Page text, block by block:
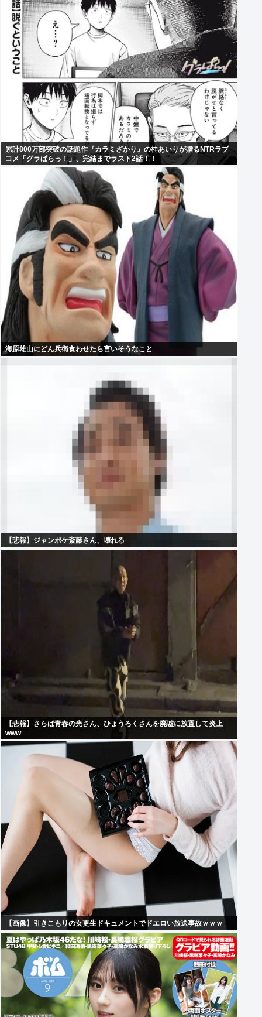
累計800万部突破の話題作『カラミざかり』の桂あいりが贈るNTRラブ
コメ「グラぱらっ！」、完結までラスト2話！！
海原雄山にどん兵衛食わせたら言いそうなこと
【悲報】ジャンポケ斎藤さん、壊れる
【悲報】さらば青春の光さん、ひょうろくさんを廃墟に放置して炎上
www
【画像】引きこもりの女更生ドキュメントでドエロい放送事故ｗｗｗ